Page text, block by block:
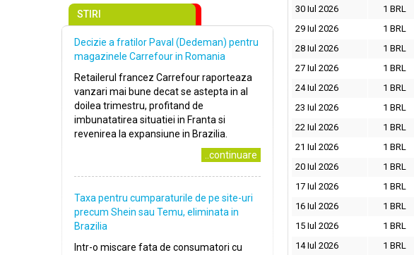
30 Iul 2026
1 BRL
29 Iul 2026
1 BRL
28 Iul 2026
1 BRL
27 Iul 2026
1 BRL
24 Iul 2026
1 BRL
23 Iul 2026
1 BRL
22 Iul 2026
1 BRL
21 Iul 2026
1 BRL
20 Iul 2026
1 BRL
17 Iul 2026
1 BRL
16 Iul 2026
1 BRL
15 Iul 2026
1 BRL
14 Iul 2026
1 BRL
STIRI
Decizie a fratilor Paval (Dedeman) pentru
magazinele Carrefour in Romania
Retailerul francez Carrefour raporteaza
vanzari mai bune decat se astepta in al
doilea trimestru, profitand de
imbunatatirea situatiei in Franta si
revenirea la expansiune in Brazilia.
..continuare
Taxa pentru cumparaturile de pe site-uri
precum Shein sau Temu, eliminata in
Brazilia
Intr-o miscare fata de consumatori cu